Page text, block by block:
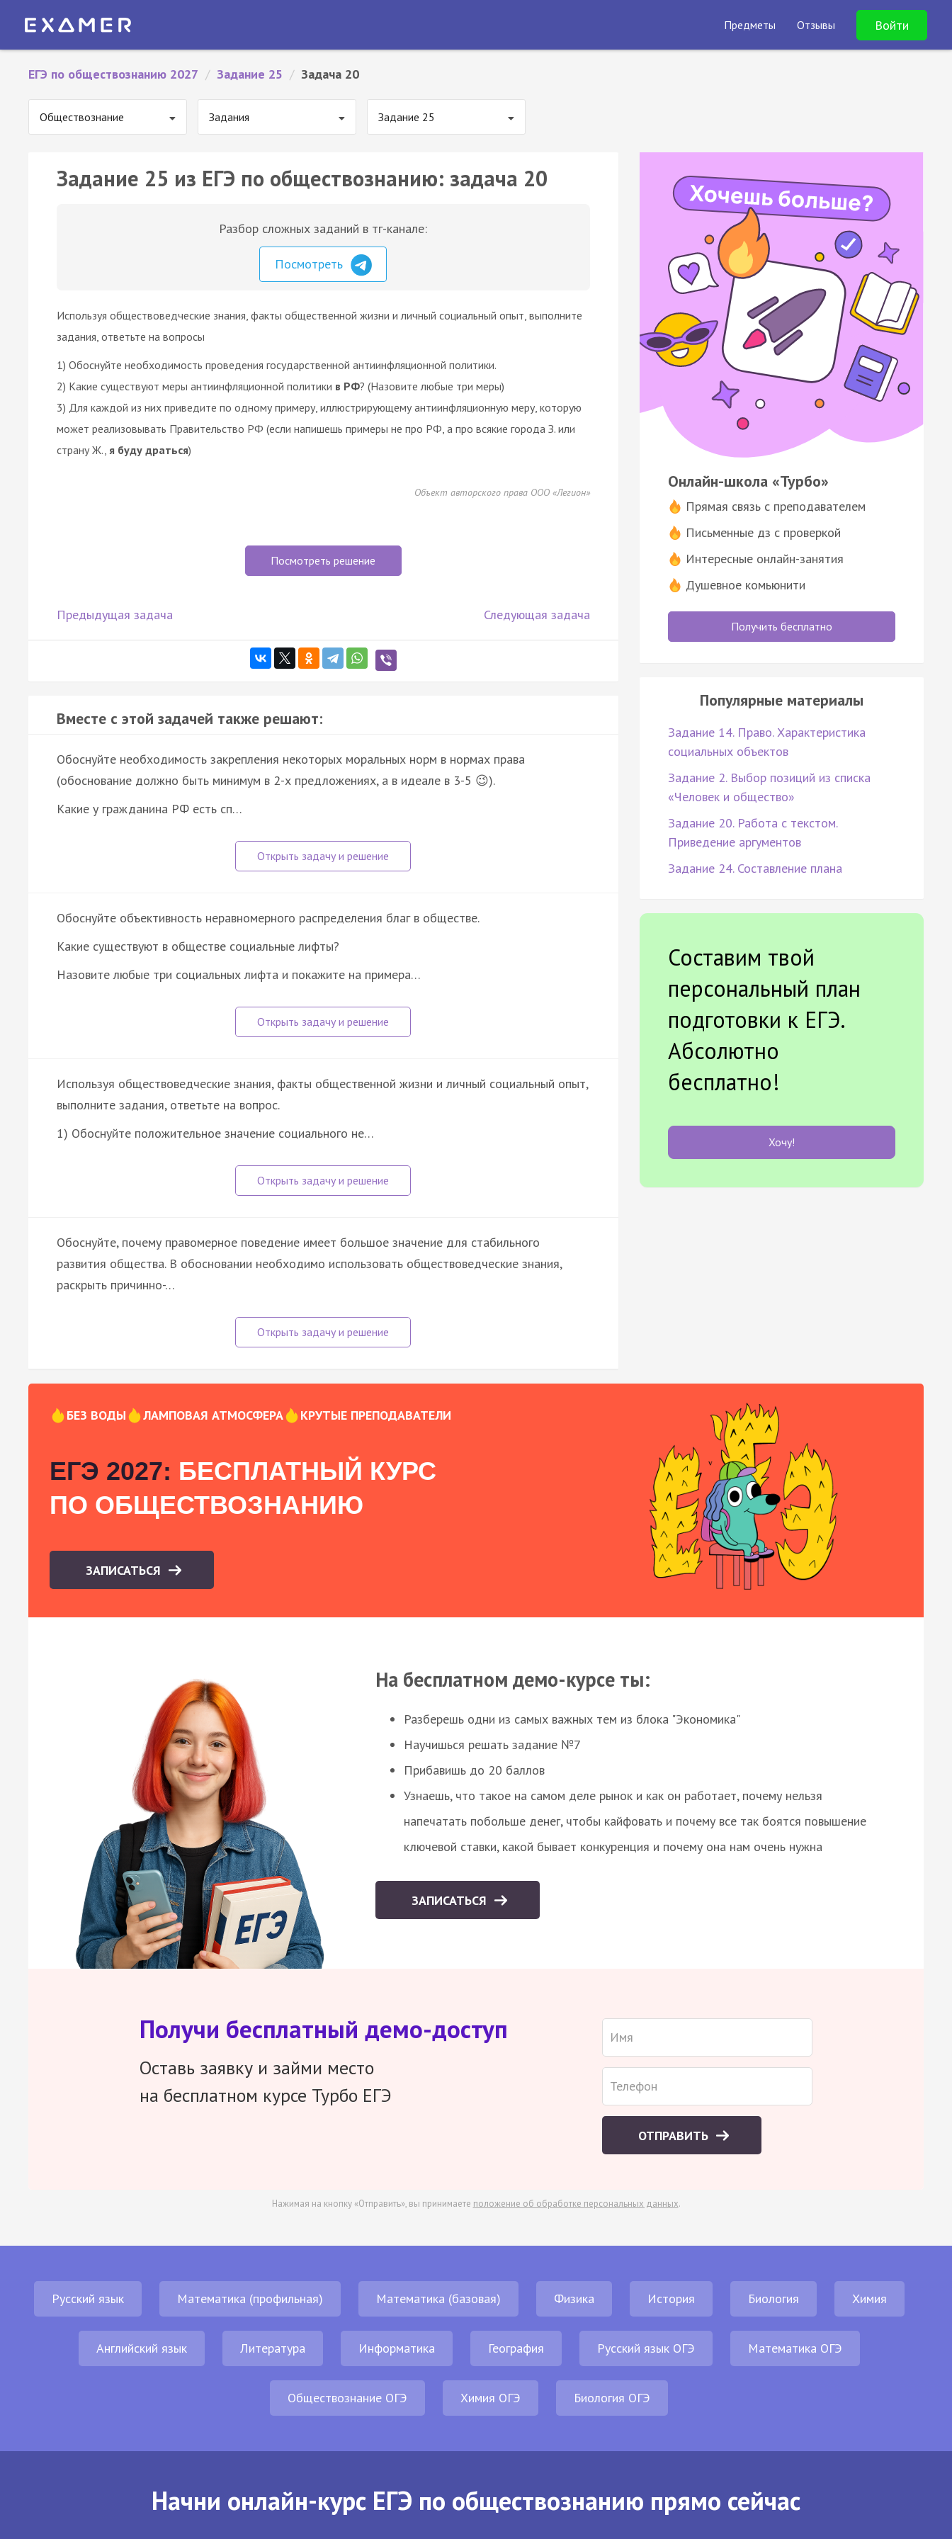
Предметы Отзывы Войти
ЕГЭ по обществознанию 2027 / Задание 25 / Задача 20
Обществознание Задания Задание 25
Задание 25 из ЕГЭ по обществознанию: задача 20
Разбор сложных заданий в тг-канале:
Посмотреть
Используя обществоведческие знания, факты общественной жизни и личный социальный опыт, выполните
задания, ответьте на вопросы
1) Обоснуйте необходимость проведения государственной антиинфляционной политики.
2) Какие существуют меры антиинфляционной политики в РФ? (Назовите любые три меры)
3) Для каждой из них приведите по одному примеру, иллюстрирующему антиинфляционную меру, которую
может реализовывать Правительство РФ (если напишешь примеры не про РФ, а про всякие города З. или
страну Ж., я буду драться)
Объект авторского права ООО «Легион»
Посмотреть решение
Предыдущая задача Следующая задача
Вместе с этой задачей также решают:
Обоснуйте необходимость закрепления некоторых моральных норм в нормах права
(обоснование должно быть минимум в 2-х предложениях, а в идеале в 3-5 😉).
Какие у гражданина РФ есть сп…
Обоснуйте объективность неравномерного распределения благ в обществе.
Какие существуют в обществе социальные лифты?
Назовите любые три социальных лифта и покажите на примера…
Используя обществоведческие знания, факты общественной жизни и личный социальный опыт,
выполните задания, ответьте на вопрос.
1) Обоснуйте положительное значение социального не…
Обоснуйте, почему правомерное поведение имеет большое значение для стабильного
развития общества. В обосновании необходимо использовать обществоведческие знания,
раскрыть причинно-…
Онлайн-школа «Турбо»
Прямая связь с преподавателем
Письменные дз с проверкой
Интересные онлайн-занятия
Душевное комьюнити
Получить бесплатно
Популярные материалы
Задание 14. Право. Характеристика
социальных объектов
Задание 2. Выбор позиций из списка
«Человек и общество»
Задание 20. Работа с текстом.
Приведение аргументов
Задание 24. Составление плана
Составим твой
персональный план
подготовки к ЕГЭ.
Абсолютно
бесплатно!
Хочу!
БЕЗ ВОДЫ ЛАМПОВАЯ АТМОСФЕРА КРУТЫЕ ПРЕПОДАВАТЕЛИ
ЕГЭ 2027: БЕСПЛАТНЫЙ КУРС
ПО ОБЩЕСТВОЗНАНИЮ
ЗАПИСАТЬСЯ
На бесплатном демо-курсе ты:
Разберешь одни из самых важных тем из блока "Экономика"
Научишься решать задание №7
Прибавишь до 20 баллов
Узнаешь, что такое на самом деле рынок и как он работает, почему нельзя
напечатать побольше денег, чтобы кайфовать и почему все так боятся повышение
ключевой ставки, какой бывает конкуренция и почему она нам очень нужна
ЗАПИСАТЬСЯ
Получи бесплатный демо-доступ
Оставь заявку и займи место
на бесплатном курсе Турбо ЕГЭ
ОТПРАВИТЬ
Нажимая на кнопку «Отправить», вы принимаете положение об обработке персональных данных.
Русский язык Математика (профильная) Математика (базовая) Физика История Биология Химия
Английский язык Литература Информатика География Русский язык ОГЭ Математика ОГЭ
Обществознание ОГЭ Химия ОГЭ Биология ОГЭ
Начни онлайн-курс ЕГЭ по обществознанию прямо сейчас